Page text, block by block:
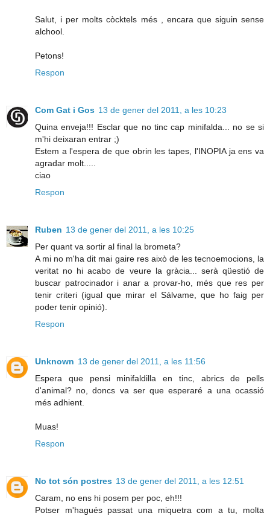
Salut, i per molts còcktels més , encara que siguin sense
alchool.
Petons!
Respon
Com Gat i Gos 13 de gener del 2011, a les 10:23
Quina enveja!!! Esclar que no tinc cap minifalda... no se si
m'hi deixaran entrar ;)
Estem a l'espera de que obrin les tapes, l'INOPIA ja ens va
agradar molt.....
ciao
Respon
Ruben 13 de gener del 2011, a les 10:25
Per quant va sortir al final la brometa?
A mi no m'ha dit mai gaire res això de les tecnoemocions, la
veritat no hi acabo de veure la gràcia... serà qüestió de
buscar patrocinador i anar a provar-ho, més que res per
tenir criteri (igual que mirar el Sálvame, que ho faig per
poder tenir opinió).
Respon
Unknown 13 de gener del 2011, a les 11:56
Espera que pensi minifaldilla en tinc, abrics de pells
d'animal? no, doncs va ser que esperaré a una ocassió
més adhient.
Muas!
Respon
No tot són postres 13 de gener del 2011, a les 12:51
Caram, no ens hi posem per poc, eh!!!
Potser m'hagués passat una miquetra com a tu, molta